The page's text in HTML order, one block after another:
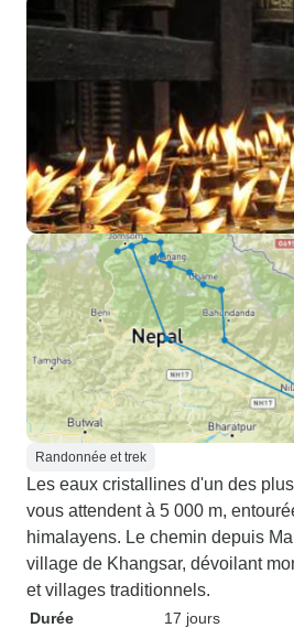
Randonnée et trek
Les eaux cristallines d'un des
vous attendent à 5 000 m,
himalayens. Le chemin depuis
village de Khangsar, dévoilant
et villages traditionnels.
Durée
17 jours